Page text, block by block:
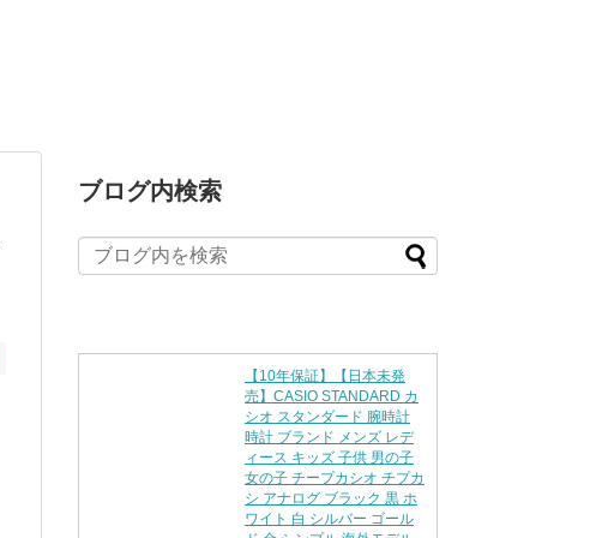
ブログ内検索
【10年保証】【日本未発
売】CASIO STANDARD カ
シオ スタンダード 腕時計
時計 ブランド メンズ レデ
ィース キッズ 子供 男の子
女の子 チープカシオ チプカ
シ アナログ ブラック 黒 ホ
ワイト 白 シルバー ゴール